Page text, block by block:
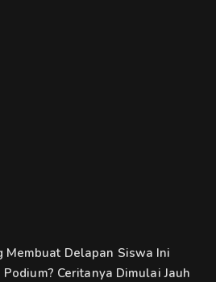
Membuat Delapan Siswa Ini
Ceritanya Dimulai Jauh